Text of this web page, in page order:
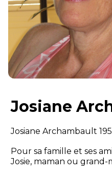
Josiane
Josiane Archambault
Pour sa famille et ses
Josie, maman ou grand-